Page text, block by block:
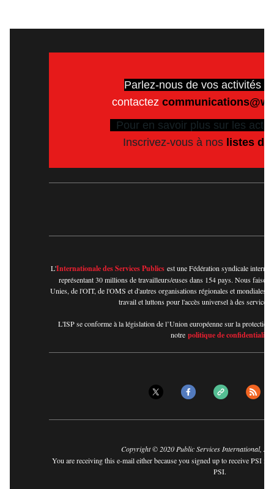
Parlez-nous de vos activités
contactez
Pour en savoir plus sur les
Inscrivez-vous à nos listes
L'Internationale des Services Publics est une Fédération syndicale
représentant 30 millions de travailleurs/euses dans 154 pays. Nous
Unies, de l'OIT, de l'OMS et d'autres organisations régionales et mondiales.
travail et luttons pour l'accès universel à des services
L'ISP se conforme à la législation de l’Union européenne sur la
notre politique de confidentialité
Copyright © 2020 Public Services International, All
You are receiving this e-mail either because you signed up to receive PSI
PSI.